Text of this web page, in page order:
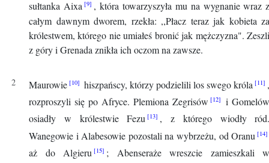
sułtanka Aixa
, która towarzyszyła mu na wygnanie wraz
całym dawnym dworem, rzekła: ,,Płacz teraz jak kobieta
królestwem, którego nie umiałeś bronić jak mężczyzna".
z góry i Grenada znikła ich oczom na zawsze.
Maurowie hiszpańscy, którzy podzielili los swego króla
rozproszyli się po Afryce. Plemiona Zegrisów
i
osiadły w królestwie Fezu
, z którego wiodły
Wanegowie i Alabesowie pozostali na wybrzeżu, od Oranu
aż do Algieru
; Abenseraże wreszcie zamieszkali